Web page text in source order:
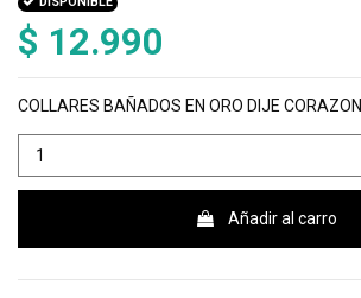
$ 12.990
COLLARES BAÑADOS EN ORO DIJE CORAZON
Añadir al carro